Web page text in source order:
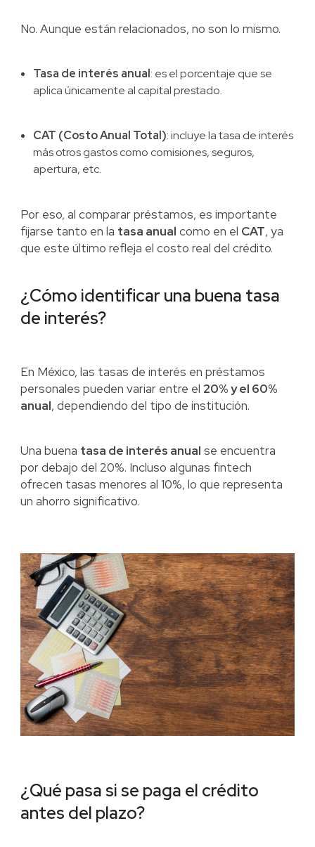
No. Aunque están relacionados, no son lo mismo.
Tasa de interés anual: es el porcentaje que se
aplica únicamente al capital prestado.
CAT (Costo Anual Total): incluye la tasa de interés
más otros gastos como comisiones, seguros,
apertura, etc.
Por eso, al comparar préstamos, es importante
fijarse tanto en la tasa anual como en el CAT, ya
que este último refleja el costo real del crédito.
¿Cómo identificar una buena tasa
de interés?
En México, las tasas de interés en préstamos
personales pueden variar entre el 20% y el 60%
anual, dependiendo del tipo de institución.
Una buena tasa de interés anual se encuentra
por debajo del 20%. Incluso algunas fintech
ofrecen tasas menores al 10%, lo que representa
un ahorro significativo.
¿Qué pasa si se paga el crédito
antes del plazo?